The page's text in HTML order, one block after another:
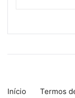
Início Termos